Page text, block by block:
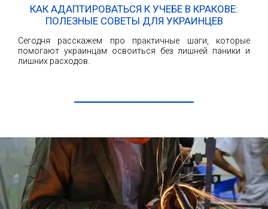
КАК АДАПТИРОВАТЬСЯ К УЧЕБЕ В КРАКОВЕ:
ПОЛЕЗНЫЕ СОВЕТЫ ДЛЯ УКРАИНЦЕВ
Сегодня расскажем про практичные шаги, которые
помогают украинцам освоиться без лишней паники и
лишних расходов.